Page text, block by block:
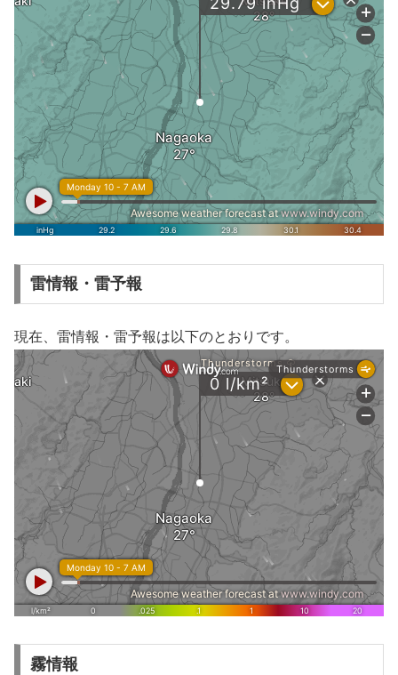
雷情報・雷予報
現在、雷情報・雷予報は以下のとおりです。
霧情報